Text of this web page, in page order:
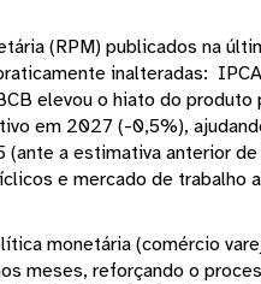
(RPM) publicados na
inalteradas:
elevou o hiato do produto
em 2027 (-0,5%),
a estimativa anterior
e mercado de trabalho
monetária (comércio
meses, reforçando o